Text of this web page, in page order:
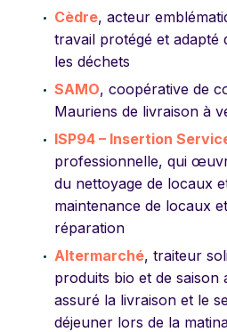
Cèdre, acteur
travail protégé et adapté
les déchets
SAMO, coopérative de
Mauriens de livraison à
ISP94 – Insertion
professionnelle, qui
du nettoyage de locaux
maintenance de locaux
réparation
Altermarché, traiteur
produits bio et de saison
assuré la livraison et le
déjeuner lors de la